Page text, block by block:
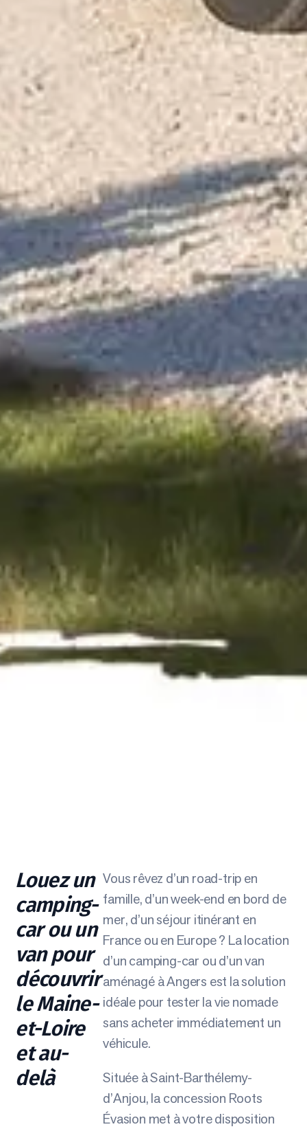
Louez un
camping-
car ou un
van pour
découvrir
le Maine-
et-Loire
et au-
delà
Vous rêvez d’un road-trip en
famille, d’un week-end en bord de
mer, d’un séjour itinérant en
France ou en Europe ? La location
d’un camping-car ou d’un van
aménagé à Angers est la solution
idéale pour tester la vie nomade
sans acheter immédiatement un
véhicule.
Située à Saint-Barthélemy-
d’Anjou, la concession Roots
Évasion met à votre disposition